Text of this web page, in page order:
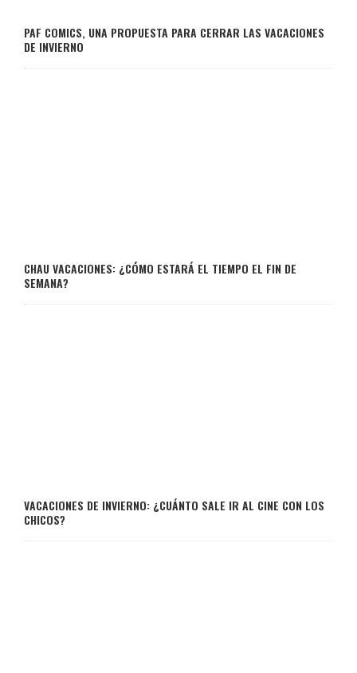
PAF COMICS, UNA PROPUESTA PARA CERRAR LAS VACACIONES
DE INVIERNO
CHAU VACACIONES: ¿CÓMO ESTARÁ EL TIEMPO EL FIN DE
SEMANA?
VACACIONES DE INVIERNO: ¿CUÁNTO SALE IR AL CINE CON LOS
CHICOS?